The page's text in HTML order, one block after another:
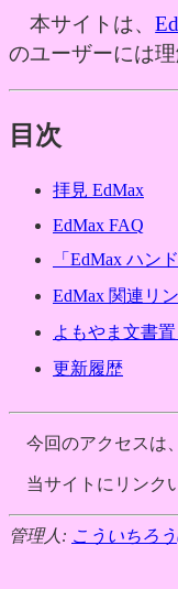
本サイトは、
のユーザーには
目次
拝見 EdMax
EdMax FAQ
「EdMax ハン
EdMax 関連リ
よもやま文書
更新履歴
今回のアクセスは
当サイトにリンク
管理人: こういちろう